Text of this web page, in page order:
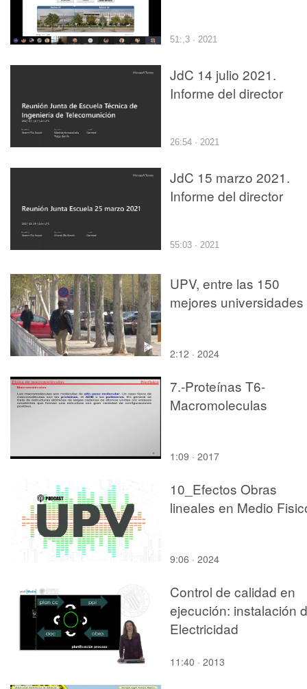
51:,3 · 2021
JdC 14 julio 2021.
Informe del director
26:54 · 2021
JdC 15 marzo 2021.
Informe del director
55:03 · 2021
UPV, entre las 150
mejores universidades
2:12 · 2024
7.-Proteínas T6-
Macromoleculas
1:09 · 2017
10_Efectos Obras
lineales en Medio
9:06 · 2024
Control de calidad en
ejecución: instalación
Electricidad
11:40 · 2013